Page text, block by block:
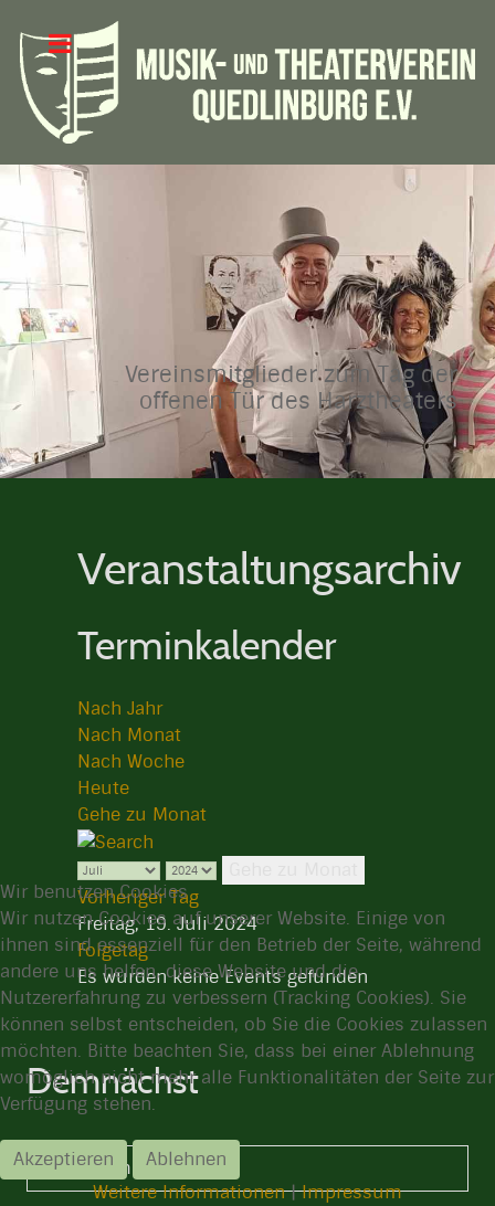
Vereinsmitglieder zum Tag der
offenen Tür des Harztheaters
Veranstaltungsarchiv
Terminkalender
Nach Jahr
Nach Monat
Nach Woche
Heute
Gehe zu Monat
Vorheriger Tag
Freitag, 19. Juli 2024
Folgetag
Es wurden keine Events gefunden
Demnächst
Keine Termine
Wir benutzen Cookies
Wir nutzen Cookies auf unserer Website. Einige von
ihnen sind essenziell für den Betrieb der Seite, während
andere uns helfen, diese Website und die
Nutzererfahrung zu verbessern (Tracking Cookies). Sie
können selbst entscheiden, ob Sie die Cookies zulassen
möchten. Bitte beachten Sie, dass bei einer Ablehnung
womöglich nicht mehr alle Funktionalitäten der Seite zur
Verfügung stehen.
Akzeptieren
Ablehnen
Weitere Informationen|Impressum